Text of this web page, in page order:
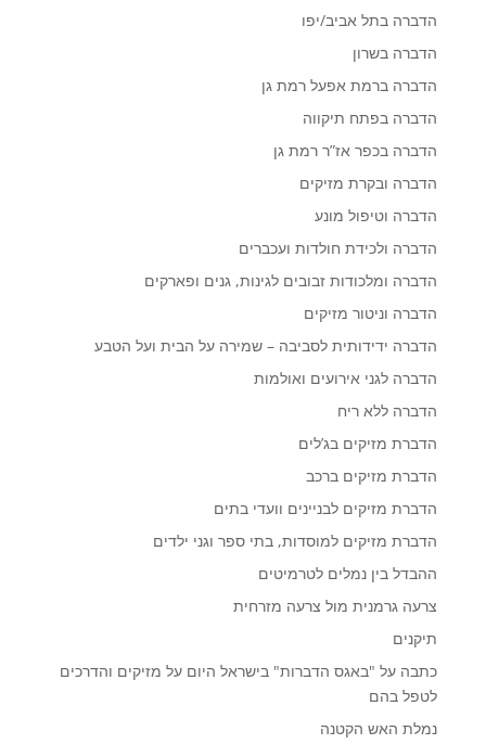
הדברה בתל אביב/יפו
הדברה בשרון
הדברה ברמת אפעל רמת גן
הדברה בפתח תיקווה
הדברה בכפר אז”ר רמת גן
הדברה ובקרת מזיקים
הדברה וטיפול מונע
הדברה ולכידת חולדות ועכברים
הדברה ומלכודות זבובים לגינות, גנים ופארקים
הדברה וניטור מזיקים
הדברה ידידותית לסביבה – שמירה על הבית ועל הטבע
הדברה לגני אירועים ואולמות
הדברה ללא ריח
הדברת מזיקים בג’לים
הדברת מזיקים ברכב
הדברת מזיקים לבניינים וועדי בתים
הדברת מזיקים למוסדות, בתי ספר וגני ילדים
ההבדל בין נמלים לטרמיטים
צרעה גרמנית מול צרעה מזרחית
תיקנים
כתבה על "באגס הדברות" בישראל היום על מזיקים והדרכים
לטפל בהם
נמלת האש הקטנה